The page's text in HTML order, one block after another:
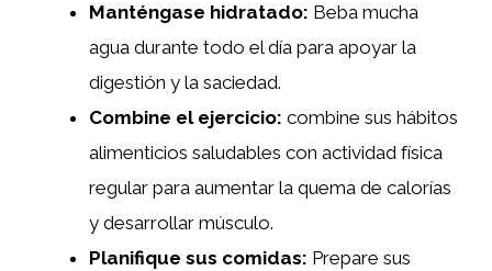
Manténgase hidratado: Beba mucha
agua durante todo el día para apoyar la
digestión y la saciedad.
Combine el ejercicio: combine sus hábitos
alimenticios saludables con actividad física
regular para aumentar la quema de calorías
y desarrollar músculo.
Planifique sus comidas: Prepare sus